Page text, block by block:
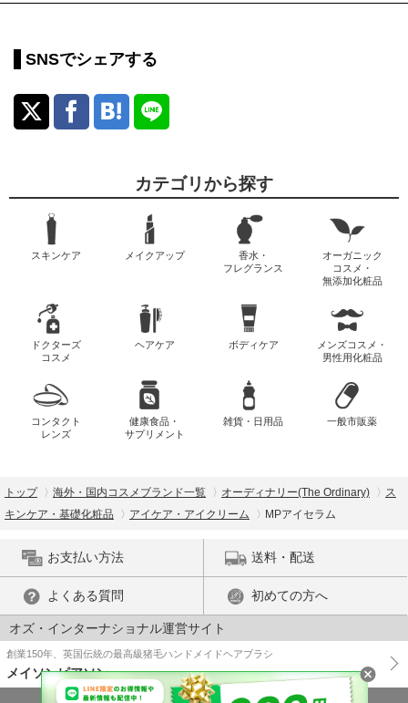
SNSでシェアする
カテゴリから探す
スキンケア メイクアップ
香水・
フレグランス
オーガニック
コスメ・
無添加化粧品
ドクターズ
コスメ
ヘアケア ボディケア
メンズコスメ・
男性用化粧品
コンタクト
レンズ
健康食品・
サプリメント
雑貨・日用品 一般市販薬
トップ 海外・国内コスメブランド一覧 オーディナリー(The Ordinary)
ス
キンケア・基礎化粧品
アイケア・アイクリーム MPアイセラム
お支払い方法 送料・配送
よくある質問 初めての方へ
オズ・インターナショナル運営サイト
創業150年、英国伝統の最高級猪毛ハンドメイドヘアブラシ
メイソンピアソン